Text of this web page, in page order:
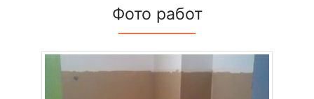
Фото работ